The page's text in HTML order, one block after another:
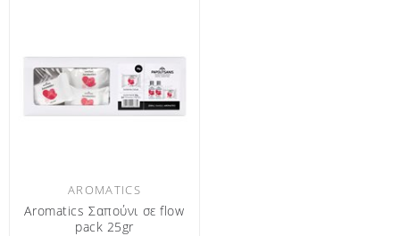
AROMATICS
Aromatics Σαπούνι σε flow
pack 25gr